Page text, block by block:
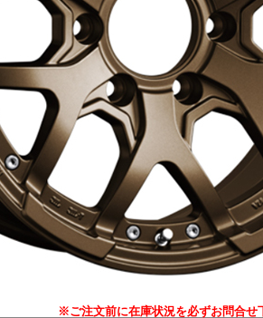
※ご注文前に在庫状況を必ずお問合せ